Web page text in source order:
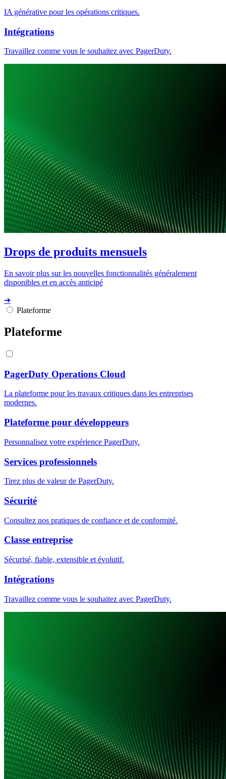
IA générative pour les opérations critiques.
Intégrations
Travaillez comme vous le souhaitez avec PagerDuty.
Drops de produits mensuels
En savoir plus sur les nouvelles fonctionnalités généralement
disponibles et en accès anticipé
➔
Plateforme
Plateforme
PagerDuty Operations Cloud
La plateforme pour les travaux critiques dans les entreprises
modernes.
Plateforme pour développeurs
Personnalisez votre expérience PagerDuty.
Services professionnels
Tirez plus de valeur de PagerDuty.
Sécurité
Consultez nos pratiques de confiance et de conformité.
Classe entreprise
Sécurisé, fiable, extensible et évolutif.
Intégrations
Travaillez comme vous le souhaitez avec PagerDuty.